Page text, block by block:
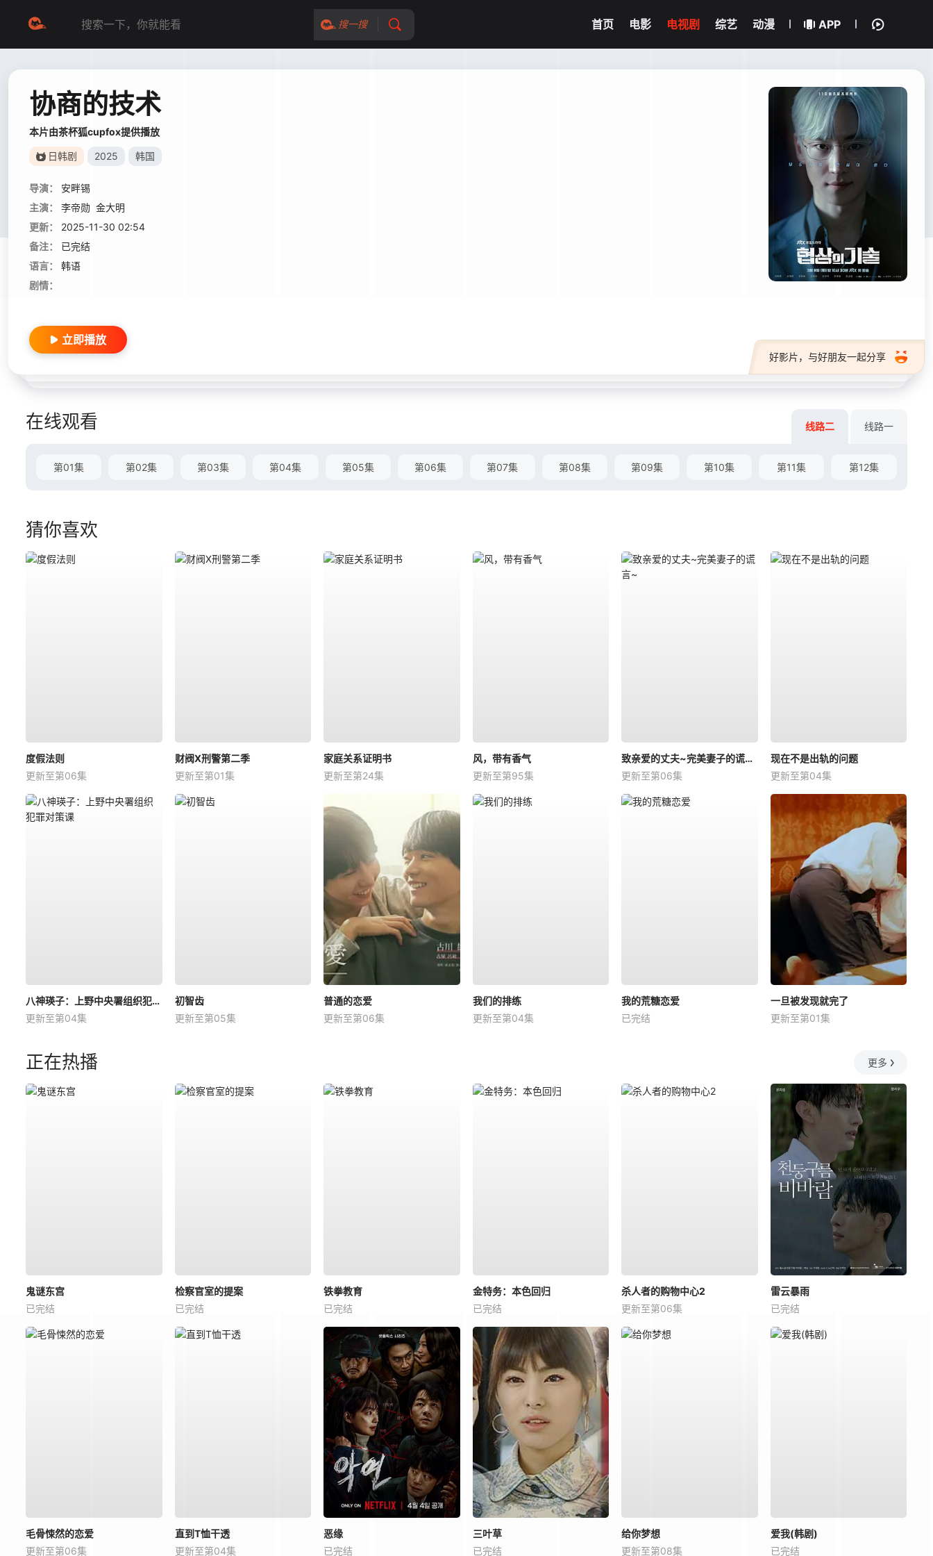
搜一搜 首页 电影 电视剧 综艺 动漫 APP
协商的技术
本片由茶杯狐cupfox提供播放
日韩剧 2025 韩国
导演：
安畔锡
主演：
李帝勋 金大明
更新：
2025-11-30 02:54
备注：
已完结
语言：
韩语
剧情：
好影片，与好朋友一起分享
立即播放
在线观看 线路二 线路一
第01集 第02集 第03集 第04集 第05集 第06集 第07集 第08集 第09集 第10集 第11集 第12集
猜你喜欢
度假法则
更新至第06集
财阀X刑警第二季
更新至第01集
家庭关系证明书
更新至第24集
风，带有香气
更新至第95集
致亲爱的丈夫~完美妻子的谎言~
更新至第06集
现在不是出轨的问题
更新至第04集
八神瑛子：上野中央署组织犯罪对策课
更新至第04集
初智齿
更新至第05集
普通的恋爱
更新至第06集
我们的排练
更新至第04集
我的荒糖恋爱
已完结
一旦被发现就完了
更新至第01集
正在热播 更多
鬼谜东宫
已完结
检察官室的提案
已完结
铁拳教育
已完结
金特务：本色回归
已完结
杀人者的购物中心2
更新至第06集
雷云暴雨
已完结
毛骨悚然的恋爱
更新至第06集
直到T恤干透
更新至第04集
恶缘
已完结
三叶草
已完结
给你梦想
更新至第08集
爱我(韩剧)
已完结